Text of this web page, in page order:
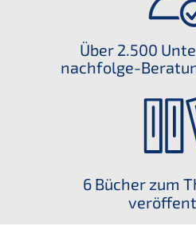
Über 2.500
nachfolge-
6 Bücher zum